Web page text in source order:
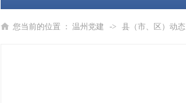
党纪学习教育
您当前的位置 ： 温州党建 -> 县（市、区）动态